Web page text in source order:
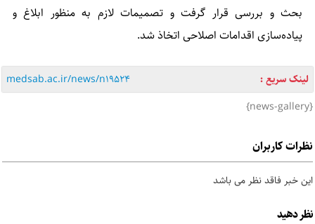
بحث و بررسی قرار گرفت و تصمیمات لازم به منظور ابلاغ و
پیاده‌سازی اقدامات اصلاحی اتخاذ شد.
لینک سریع :
medsab.ac.ir/news/n19524
{news-gallery}
نظرات کاربران
این خبر فاقد نظر می باشد
نظر دهید